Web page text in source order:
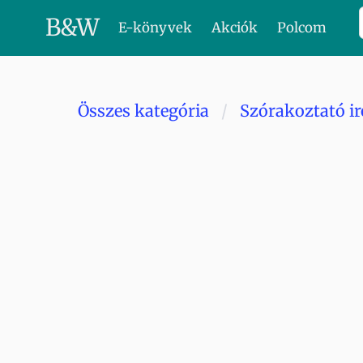
B&W E-könyvek Akciók Polcom
Összes kategória Szórakoztató